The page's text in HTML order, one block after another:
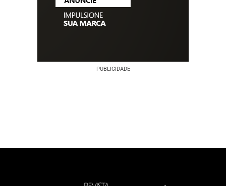
PUBLICIDADE